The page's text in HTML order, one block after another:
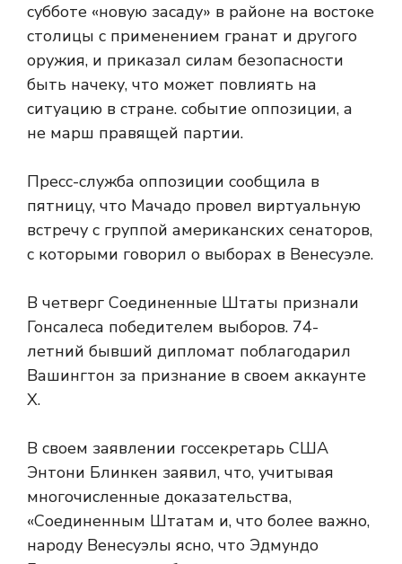
субботе «новую засаду» в районе на востоке
столицы с применением гранат и другого
оружия, и приказал силам безопасности
быть начеку, что может повлиять на
ситуацию в стране. событие оппозиции, а
не марш правящей партии.
Пресс-служба оппозиции сообщила в
пятницу, что Мачадо провел виртуальную
встречу с группой американских сенаторов,
с которыми говорил о выборах в Венесуэле.
В четверг Соединенные Штаты признали
Гонсалеса победителем выборов. 74-
летний бывший дипломат поблагодарил
Вашингтон за признание в своем аккаунте
X.
В своем заявлении госсекретарь США
Энтони Блинкен заявил, что, учитывая
многочисленные доказательства,
«Соединенным Штатам и, что более важно,
народу Венесуэлы ясно, что Эдмундо